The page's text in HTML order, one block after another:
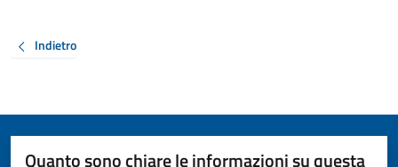
Indietro
Quanto sono chiare le informazioni su questa